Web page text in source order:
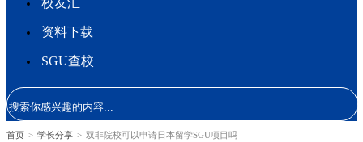
校友汇
资料下载
SGU查校
首页 > 学长分享 > 双非院校可以申请日本留学SGU项目吗